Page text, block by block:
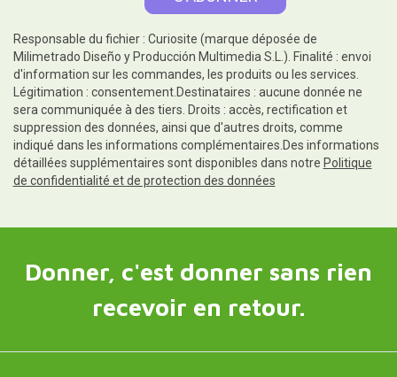
Responsable du fichier : Curiosite (marque déposée de
Milimetrado Diseño y Producción Multimedia S.L.). Finalité : envoi
d'information sur les commandes, les produits ou les services.
Légitimation : consentement.Destinataires : aucune donnée ne
sera communiquée à des tiers. Droits : accès, rectification et
suppression des données, ainsi que d'autres droits, comme
indiqué dans les informations complémentaires.Des informations
détaillées supplémentaires sont disponibles dans notre Politique
de confidentialité et de protection des données
Donner, c'est donner sans rien
recevoir en retour.